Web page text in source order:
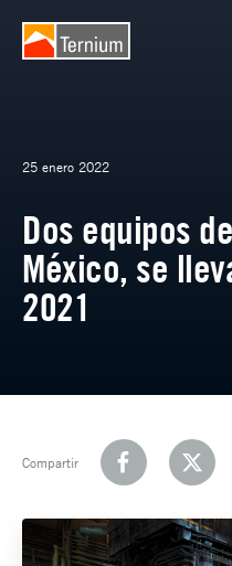
25 enero 2022
Dos equipos
México, se
2021
Compartir